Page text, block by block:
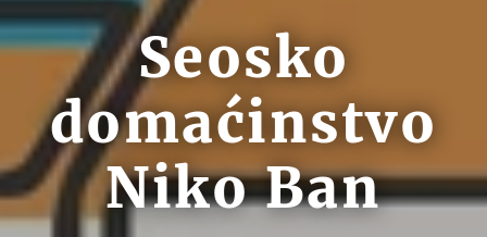
Seosko
domaćinstvo
Niko Ban